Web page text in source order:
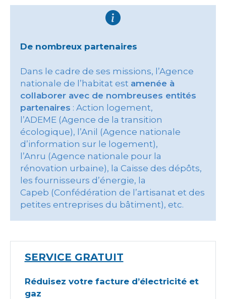
De nombreux partenaires
Dans le cadre de ses missions, l’Agence
nationale de l’habitat est amenée à
collaborer avec de nombreuses entités
partenaires : Action logement,
l’ADEME (Agence de la transition
écologique), l’Anil (Agence nationale
d’information sur le logement),
l’Anru (Agence nationale pour la
rénovation urbaine), la Caisse des dépôts,
les fournisseurs d’énergie, la
Capeb (Confédération de l’artisanat et des
petites entreprises du bâtiment), etc.
SERVICE GRATUIT
Réduisez votre facture d’électricité et
gaz